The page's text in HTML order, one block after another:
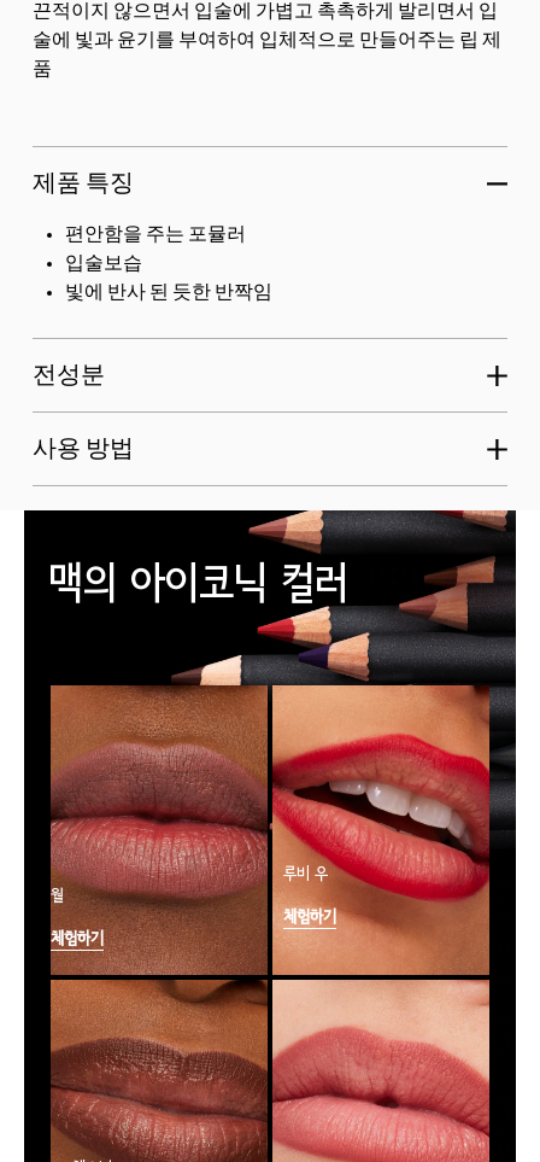
끈적이지 않으면서 입술에 가볍고 촉촉하게 발리면서 입
술에 빛과 윤기를 부여하여 입체적으로 만들어주는 립 제
품
제품 특징
편안함을 주는 포뮬러
입술보습
빛에 반사 된 듯한 반짝임
전성분
사용 방법
맥의 아이코닉 컬러
월
체험하기
루비 우
체험하기